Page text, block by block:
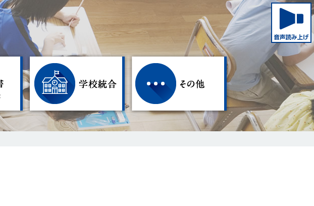
ームページ
相談・申請書手続き 学校統合 その他